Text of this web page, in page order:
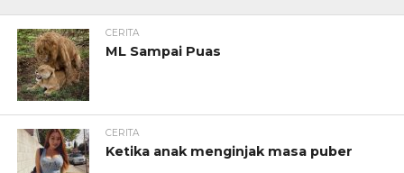
CERITA
ML Sampai Puas
CERITA
Ketika anak menginjak masa puber